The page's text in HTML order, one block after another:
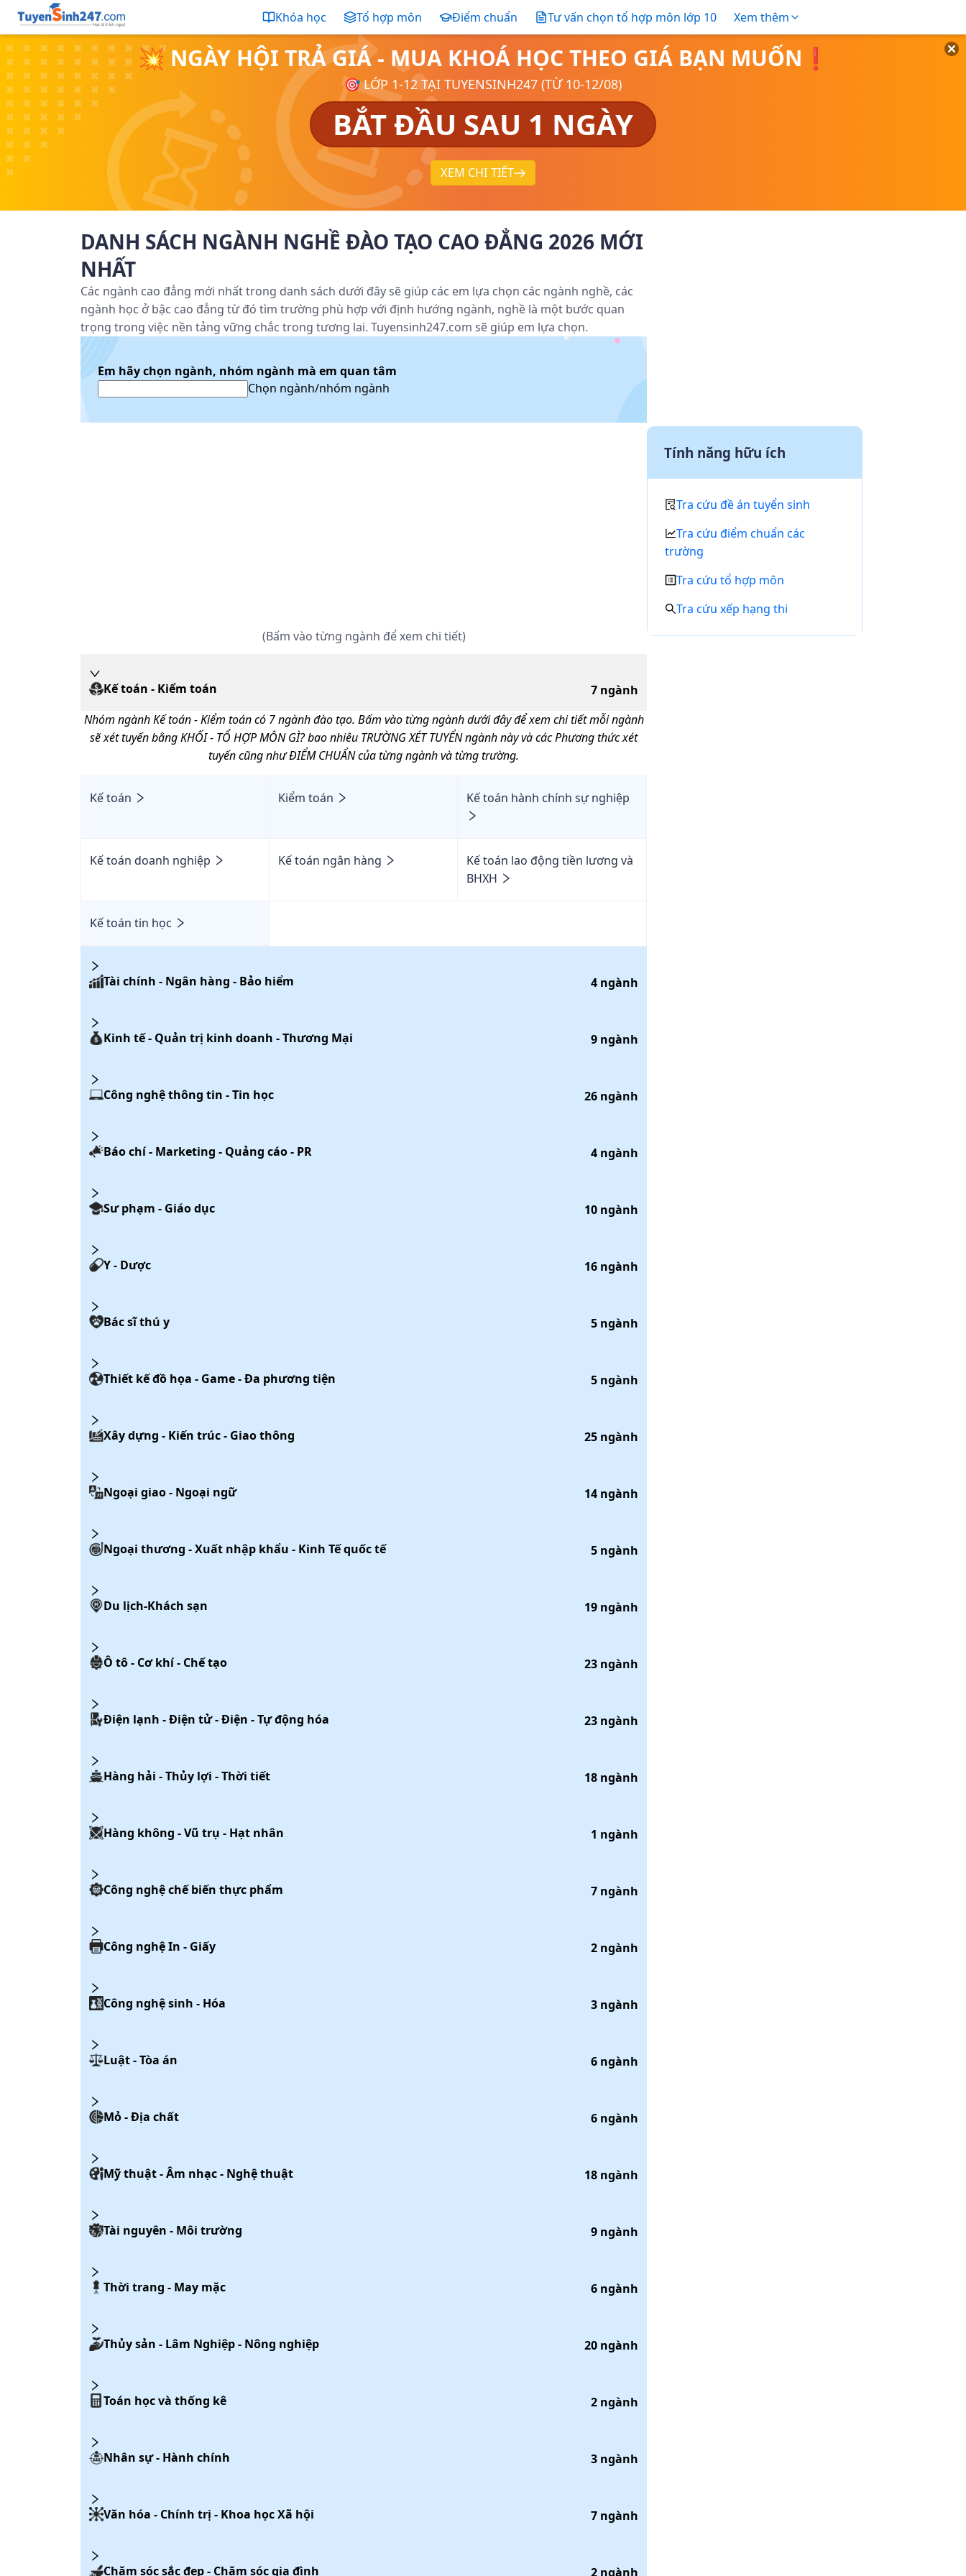
Khóa học Tổ hợp môn Điểm chuẩn Tư vấn chọn tổ hợp môn lớp 10 Xem thêm
💥 NGÀY HỘI TRẢ GIÁ - MUA KHOÁ HỌC THEO GIÁ BẠN MUỐN❗
🎯 LỚP 1-12 TẠI TUYENSINH247 (TỪ 10-12/08)
BẮT ĐẦU SAU 1 NGÀY
XEM CHI TIẾT
DANH SÁCH NGÀNH NGHỀ ĐÀO TẠO CAO ĐẲNG 2026 MỚI
NHẤT
Các ngành cao đẳng mới nhất trong danh sách dưới đây sẽ giúp các em lựa chọn các ngành nghề, các
ngành học ở bậc cao đẳng từ đó tìm trường phù hợp với định hướng ngành, nghề là một bước quan
trọng trong việc nền tảng vững chắc trong tương lai. Tuyensinh247.com sẽ giúp em lựa chọn.
Em hãy chọn ngành, nhóm ngành mà em quan tâm
Chọn ngành/nhóm ngành
(Bấm vào từng ngành để xem chi tiết)
Kế toán - Kiểm toán 7 ngành
Nhóm ngànhKế toán - Kiểm toáncó 7ngành đào tạo. Bấm vào từng ngành dưới đây để xem chi tiết mỗi ngành
sẽ xét tuyến bằng KHỐI - TỔ HỢP MÔN GÌ? bao nhiêu TRƯỜNG XÉT TUYỂN ngành này và các Phương thức xét
tuyến cũng như ĐIỂM CHUẨN của từng ngành và từng trường.
Kế toán Kiểm toán Kế toán hành chính sự nghiệp
Kế toán doanh nghiệp Kế toán ngân hàng
Kế toán lao động tiền lương và
BHXH
Kế toán tin học
Tài chính - Ngân hàng - Bảo hiểm 4 ngành
Kinh tế - Quản trị kinh doanh - Thương Mại 9 ngành
Công nghệ thông tin - Tin học 26 ngành
Báo chí - Marketing - Quảng cáo - PR 4 ngành
Sư phạm - Giáo dục 10 ngành
Y - Dược 16 ngành
Bác sĩ thú y 5 ngành
Thiết kế đồ họa - Game - Đa phương tiện 5 ngành
Xây dựng - Kiến trúc - Giao thông 25 ngành
Ngoại giao - Ngoại ngữ 14 ngành
Ngoại thương - Xuất nhập khẩu - Kinh Tế quốc tế 5 ngành
Du lịch-Khách sạn 19 ngành
Ô tô - Cơ khí - Chế tạo 23 ngành
Điện lạnh - Điện tử - Điện - Tự động hóa 23 ngành
Hàng hải - Thủy lợi - Thời tiết 18 ngành
Hàng không - Vũ trụ - Hạt nhân 1 ngành
Công nghệ chế biến thực phẩm 7 ngành
Công nghệ In - Giấy 2 ngành
Công nghệ sinh - Hóa 3 ngành
Luật - Tòa án 6 ngành
Mỏ - Địa chất 6 ngành
Mỹ thuật - Âm nhạc - Nghệ thuật 18 ngành
Tài nguyên - Môi trường 9 ngành
Thời trang - May mặc 6 ngành
Thủy sản - Lâm Nghiệp - Nông nghiệp 20 ngành
Toán học và thống kê 2 ngành
Nhân sự - Hành chính 3 ngành
Văn hóa - Chính trị - Khoa học Xã hội 7 ngành
Chăm sóc sắc đẹp - Chăm sóc gia đình 2 ngành
Tính năng hữu ích
Tra cứu đề án tuyển sinh
Tra cứu điểm chuẩn các
trường
Tra cứu tổ hợp môn
Tra cứu xếp hạng thi